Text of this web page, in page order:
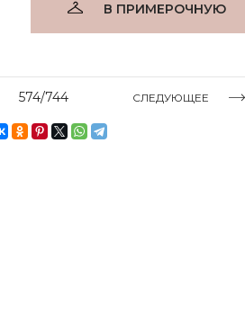
В ПРИМЕРОЧНУЮ
574/744 СЛЕДУЮЩЕЕ